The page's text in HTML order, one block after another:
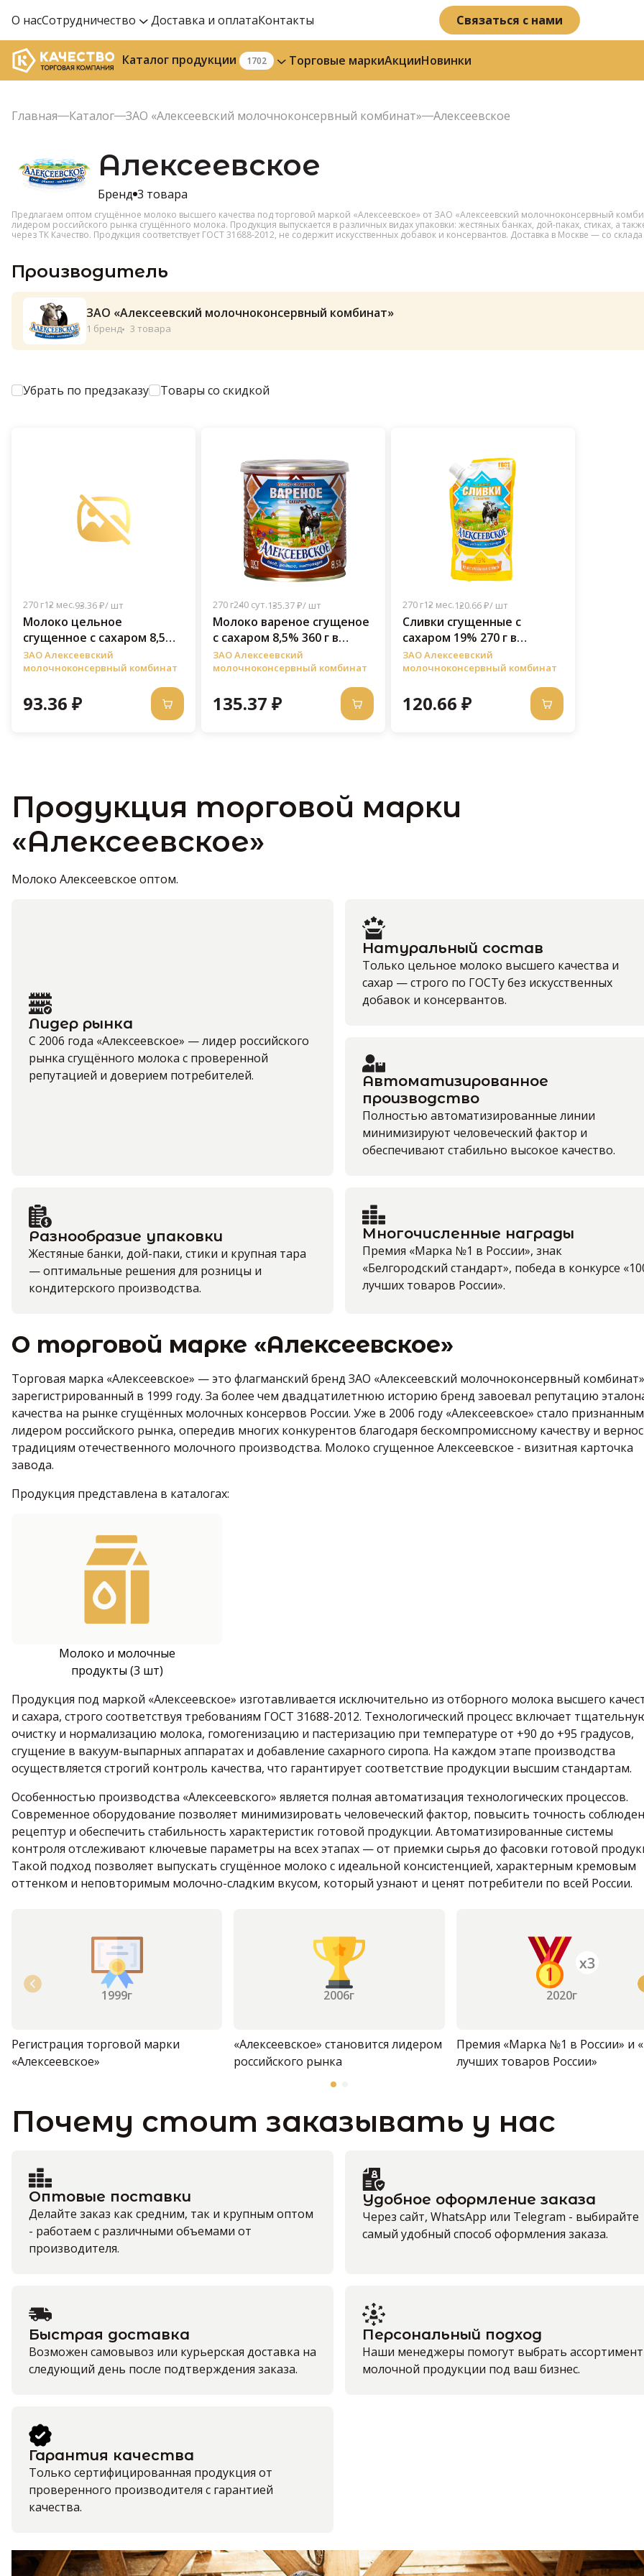
О насСотрудничество Доставка и оплатаКонтакты Связаться с нами
Каталог продукции 1702 Торговые маркиАкцииНовинки
Главная Каталог ЗАО «Алексеевский молочноконсервный комбинат» Алексеевское
Алексеевское
Бренд 3 товара
Предлагаем оптом сгущённое молоко высшего качества под торговой маркой «Алексеевское» от ЗАО «Алексеевский молочноконсервный
лидером российского рынка сгущённого молока. Продукция выпускается в различных видах упаковки: жестяных банках, дой-паках, стиках, а
через ТК Качество. Продукция соответствует ГОСТ 31688-2012, не содержит искусственных добавок и консервантов. Доставка в Москве — со
Производитель
ЗАО «Алексеевский молочноконсервный комбинат»
1 бренд 3 товара
Убрать по предзаказу Товары со скидкой
270 г12 мес.93.36 ₽/ шт
Молоко цельное
сгущенное с сахаром 8,5%
270 г, дой-пак
ЗАО Алексеевский
молочноконсервный комбинат
93.36 ₽
270 г240 сут.135.37 ₽/ шт
Молоко вареное сгущеное
с сахаром 8,5% 360 г в
жестяной банке
ЗАО Алексеевский
молочноконсервный комбинат
135.37 ₽
270 г12 мес.120.66 ₽/ шт
Сливки сгущенные с
сахаром 19% 270 г в
упаковке дой-пак
ЗАО Алексеевский
молочноконсервный комбинат
120.66 ₽
Продукция торговой марки
«Алексеевское»
Молоко Алексеевское оптом.
Лидер рынка
С 2006 года «Алексеевское» — лидер российского
рынка сгущённого молока с проверенной
репутацией и доверием потребителей.
Натуральный состав
Только цельное молоко высшего качества и
сахар — строго по ГОСТу без искусственных
добавок и консервантов.
Автоматизированное
производство
Полностью автоматизированные линии
минимизируют человеческий фактор и
обеспечивают стабильно высокое качество.
Разнообразие упаковки
Жестяные банки, дой-паки, стики и крупная тара
— оптимальные решения для розницы и
кондитерского производства.
Многочисленные награды
Премия «Марка №1 в России», знак
«Белгородский стандарт», победа в конкурсе
лучших товаров России».
О торговой марке «Алексеевское»
Торговая марка «Алексеевское» — это флагманский бренд ЗАО «Алексеевский молочноконсервный
зарегистрированный в 1999 году. За более чем двадцатилетнюю историю бренд завоевал репутацию
качества на рынке сгущённых молочных консервов России. Уже в 2006 году «Алексеевское» стало признанным
лидером российского рынка, опередив многих конкурентов благодаря бескомпромиссному качеству и
традициям отечественного молочного производства. Молоко сгущенное Алексеевское - визитная карточка
завода.
Продукция представлена в каталогах:
Молоко и молочные
продукты (3 шт)
Продукция под маркой «Алексеевское» изготавливается исключительно из отборного молока высшего
и сахара, строго соответствуя требованиям ГОСТ 31688-2012. Технологический процесс включает
очистку и нормализацию молока, гомогенизацию и пастеризацию при температуре от +90 до +95 градусов,
сгущение в вакуум-выпарных аппаратах и добавление сахарного сиропа. На каждом этапе производства
осуществляется строгий контроль качества, что гарантирует соответствие продукции высшим стандартам.
Особенностью производства «Алексеевского» является полная автоматизация технологических процессов.
Современное оборудование позволяет минимизировать человеческий фактор, повысить точность
рецептур и обеспечить стабильность характеристик готовой продукции. Автоматизированные системы
контроля отслеживают ключевые параметры на всех этапах — от приемки сырья до фасовки готовой
Такой подход позволяет выпускать сгущённое молоко с идеальной консистенцией, характерным кремовым
оттенком и неповторимым молочно-сладким вкусом, который узнают и ценят потребители по всей России.
1999г
Регистрация торговой марки
«Алексеевское»
2006г
«Алексеевское» становится лидером
российского рынка
2020г
Премия «Марка №1 в России» и
лучших товаров России»
Почему стоит заказывать у нас
Оптовые поставки
Делайте заказ как средним, так и крупным оптом
- работаем с различными объемами от
производителя.
Удобное оформление заказа
Через сайт, WhatsApp или Telegram - выбирайте
самый удобный способ оформления заказа.
Быстрая доставка
Возможен самовывоз или курьерская доставка на
следующий день после подтверждения заказа.
Персональный подход
Наши менеджеры помогут выбрать ассортимент
молочной продукции под ваш бизнес.
Гарантия качества
Только сертифицированная продукция от
проверенного производителя с гарантией
качества.